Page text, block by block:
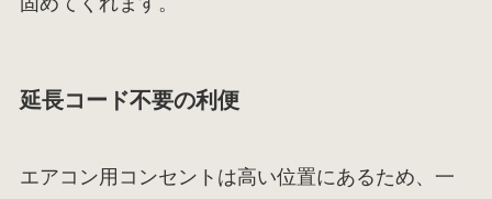
延長コード不要の利便
エアコン用コンセントは高い位置にあるため、一